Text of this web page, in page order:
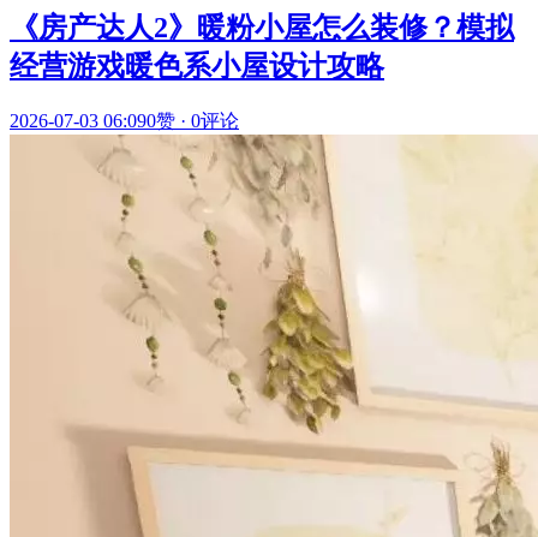
《房产达人2》暖粉小屋怎么装修？模拟
经营游戏暖色系小屋设计攻略
2026-07-03 06:090赞 · 0评论